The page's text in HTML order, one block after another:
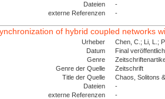
Dateien
-
externe Referenzen
-
of hybrid coupled networks
Urheber
Chen, C.; Li, L.;
Datum
Final
Genre
Genre der Quelle
Zeitschrift
Title der Quelle
Chaos, Solitons
Dateien
-
externe Referenzen
-